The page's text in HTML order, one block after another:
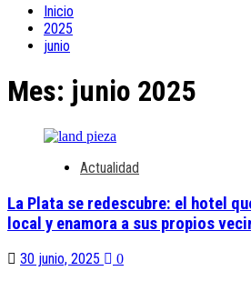
Inicio
2025
junio
Mes: junio 2025
Actualidad
La Plata se redescubre: el hotel
local y enamora a sus propios
30 junio, 2025
0